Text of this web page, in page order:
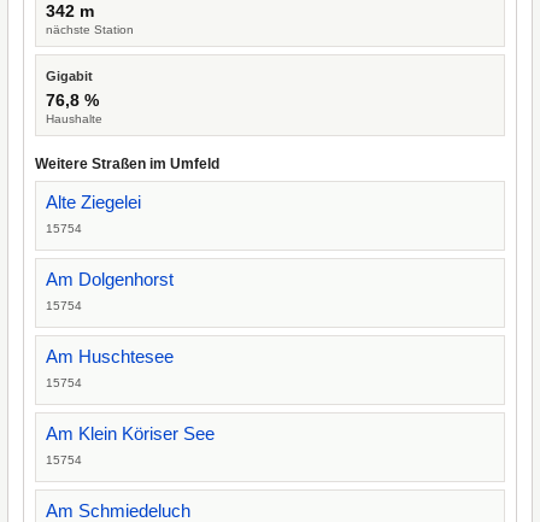
342 m
nächste Station
Gigabit
76,8 %
Haushalte
Weitere Straßen im Umfeld
Alte Ziegelei
15754
Am Dolgenhorst
15754
Am Huschtesee
15754
Am Klein Köriser See
15754
Am Schmiedeluch